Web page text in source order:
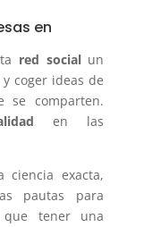
en
red socialun
coger ideas de
se comparten.
en las
exacta,
pautas para
tener una